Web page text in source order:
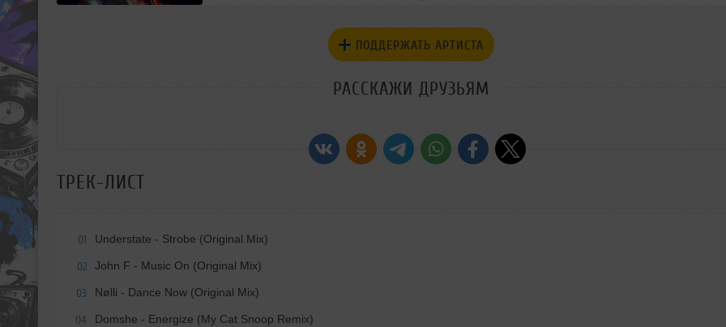
ПОДДЕРЖАТЬ АРТИСТА
РАССКАЖИ ДРУЗЬЯМ
ТРЕК-ЛИСТ
01 Understate - Strobe (Original Mix)
02 John F - Music On (Original Mix)
03 Nølli - Dance Now (Original Mix)
04 Domshe - Energize (My Cat Snoop Remix)